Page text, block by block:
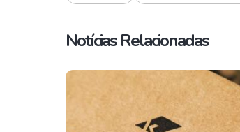
Notícias Relacionadas